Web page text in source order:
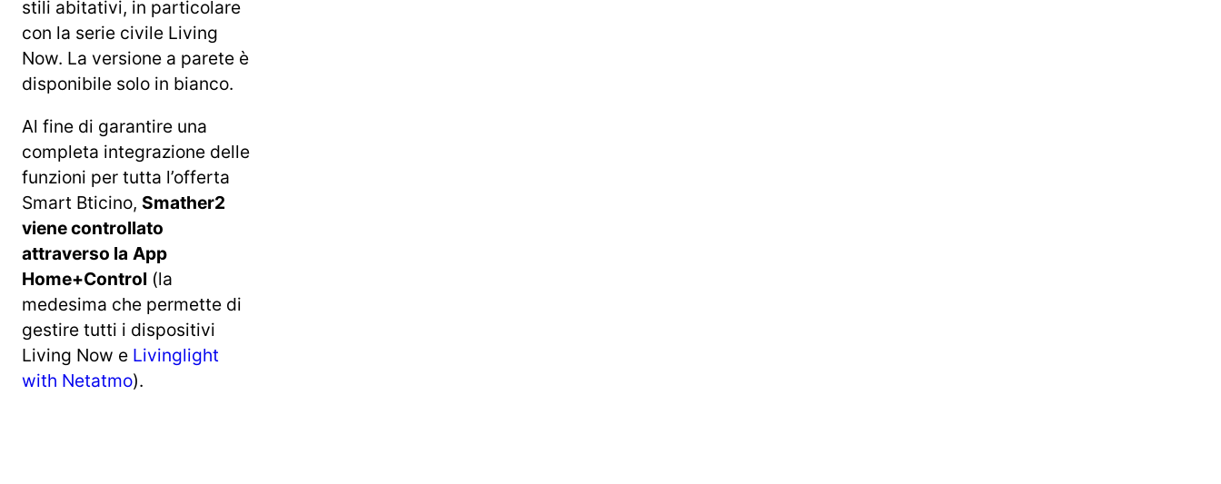
stili abitativi, in particolare
con la serie civile Living
Now. La versione a parete è
disponibile solo in bianco.
Al fine di garantire una
completa integrazione delle
funzioni per tutta l’offerta
Smart Bticino, Smather2
viene controllato
attraverso la App
Home+Control (la
medesima che permette di
gestire tutti i dispositivi
Living Now e Livinglight
with Netatmo).